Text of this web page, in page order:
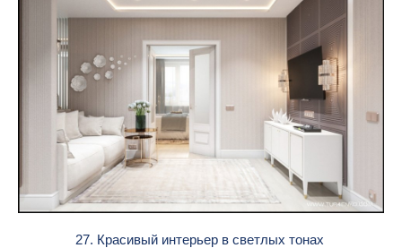
27. Красивый интерьер в светлых тонах